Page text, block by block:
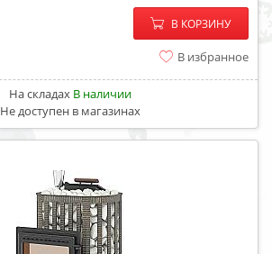
− +
В КОРЗИНУ
В избранное
На складах В наличии
Не доступен в магазинах